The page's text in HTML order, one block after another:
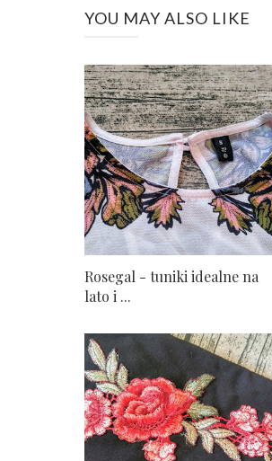
YOU MAY ALSO LIKE
Rosegal - tuniki idealne na
lato i ...